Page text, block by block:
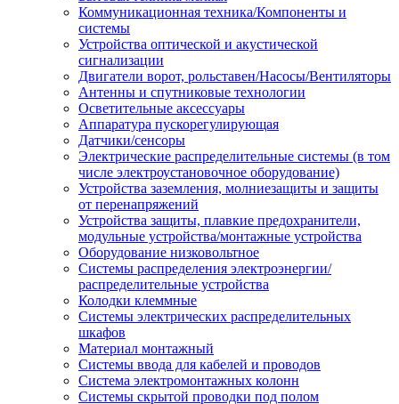
Коммуникационная техника/Компоненты и
системы
Устройства оптической и акустической
сигнализации
Двигатели ворот, рольставен/Насосы/Вентиляторы
Антенны и спутниковые технологии
Осветительные аксессуары
Аппаратура пускорегулирующая
Датчики/сенсоры
Электрические распределительные системы (в том
числе электроустановочное оборудование)
Устройства заземления, молниезащиты и защиты
от перенапряжений
Устройства защиты, плавкие предохранители,
модульные устройства/монтажные устройства
Оборудование низковольтное
Системы распределения электроэнергии/
распределительные устройства
Колодки клеммные
Системы электрических распределительных
шкафов
Материал монтажный
Системы ввода для кабелей и проводов
Система электромонтажных колонн
Системы скрытой проводки под полом